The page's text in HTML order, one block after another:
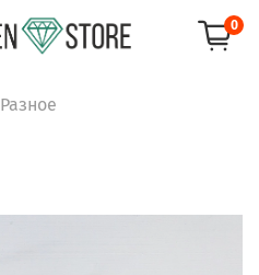
0
Разное